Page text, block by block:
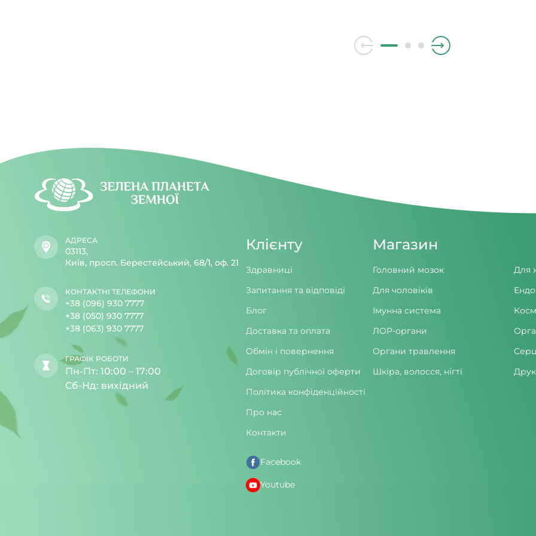
світла вдень, тим менше його вплив
гілочками верби.
АДРЕСА
03113,
Київ, просп. Берестейський, 68/1, оф. 21
КОНТАКТНІ ТЕЛЕФОНИ
+38 (096) 930 7777
+38 (050) 930 7777
+38 (063) 930 7777
ГРАФІК РОБОТИ
Пн-Пт: 10:00 – 17:00
Сб-Нд: вихідний
Клієнту
Здравниці
Запитання та відповіді
Блог
Доставка та оплата
Обмін і повернення
Договір публічної оферти
Політика конфіденційності
Про нас
Контакти
Facebook
Youtube
Магазин
Головний мозок Для
Для чоловіків
Імунна система
ЛОР-органи
Органи травлення
Шкіра, волосся, нігті